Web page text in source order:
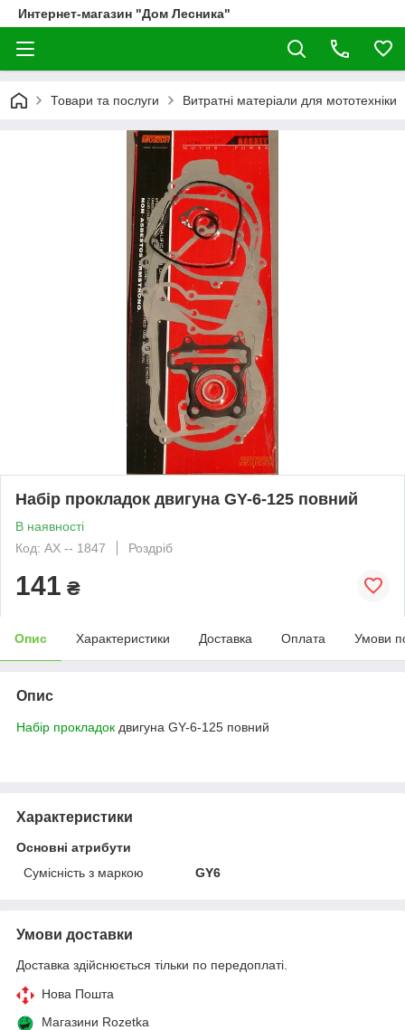
Интернет-магазин "Дом Лесника"
Товари та послуги Витратні матеріали для мототехніки
Набір прокладок двигуна GY-6-125 повний
В наявності
Код: АХ -- 1847
Роздріб
141 ₴
Опис Характеристики Доставка Оплата Умови
Опис
Набір прокладок двигуна GY-6-125 повний
Характеристики
Основні атрибути
Сумісність з маркою
GY6
Умови доставки
Доставка здійснюється тільки по передоплаті.
Нова Пошта
Магазини Rozetka